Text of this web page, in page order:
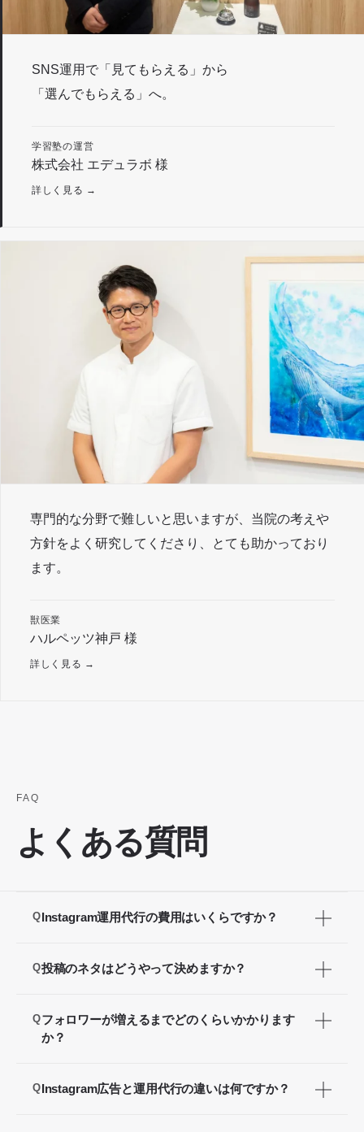
SNS運用で「見てもらえる」から
「選んでもらえる」へ。
学習塾の運営
株式会社 エデュラボ 様
詳しく見る →
専門的な分野で難しいと思いますが、当院の考えや
方針をよく研究してくださり、とても助かっており
ます。
獣医業
ハルペッツ神戸 様
詳しく見る →
FAQ
よくある質問
QInstagram運用代行の費用はいくらですか？
アドバンスプランは月額250,000円（税別）〜と
80,000円〜）が必要です。投稿数・動画制作の有
Q投稿のネタはどうやって決めますか？
業種特性を分析し、月次で投稿企画をご提案しま
Qフォロワーが増えるまでどのくらいかかります
か？
続的な運用で3〜6ヶ月で成果が見え始めるケース
QInstagram広告と運用代行の違いは何ですか？